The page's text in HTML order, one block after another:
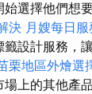
選擇他們想
決 月嫂每日
設計服務，
栗地區外燴選
場上的其他產